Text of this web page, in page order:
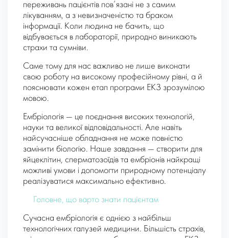
переживань пацієнтів пов’язані не з самим
лікуванням, а з невизначеністю та браком
інформації. Коли людина не бачить, що
відбувається в лабораторії, природно виникають
страхи та сумніви.
Саме тому для нас важливо не лише виконати
свою роботу на високому професійному рівні, а й
пояснювати кожен етап програми ЕКЗ зрозумілою
мовою.
Ембріологія — це поєднання високих технологій,
науки та великої відповідальності. Але навіть
найсучасніше обладнання не може повністю
замінити біологію. Наше завдання — створити для
яйцеклітин, сперматозоїдів та ембріонів найкращі
можливі умови і допомогти природному потенціалу
реалізуватися максимально ефективно.
Головне, що варто знати пацієнтам
Сучасна ембріологія є однією з найбільш
технологічних галузей медицини. Більшість страхів,